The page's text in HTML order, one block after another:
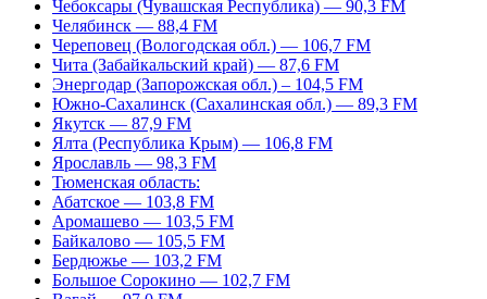
Чебоксары (Чувашская Республика) — 90,3 FM
Челябинск — 88,4 FM
Череповец (Вологодская обл.) — 106,7 FM
Чита (Забайкальский край) — 87,6 FM
Энергодар (Запорожская обл.) – 104,5 FM
Южно-Сахалинск (Сахалинская обл.) — 89,3 FM
Якутск — 87,9 FM
Ялта (Республика Крым) — 106,8 FM
Ярославль — 98,3 FM
Тюменская область:
Абатское — 103,8 FM
Аромашево — 103,5 FM
Байкалово — 105,5 FM
Бердюжье — 103,2 FM
Большое Сорокино — 102,7 FM